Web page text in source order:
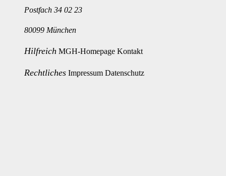
Postfach 34 02 23
80099 München
Hilfreich MGH-Homepage Kontakt
Rechtliches Impressum Datenschutz